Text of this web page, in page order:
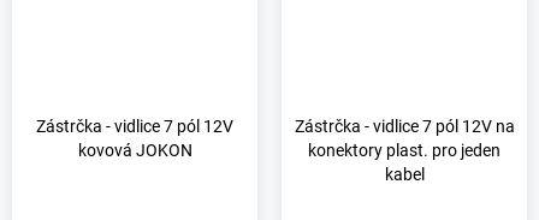
Zástrčka - vidlice 7 pól 12V
kovová JOKON
Zástrčka - vidlice 7 pól 12V na
konektory plast. pro jeden
kabel